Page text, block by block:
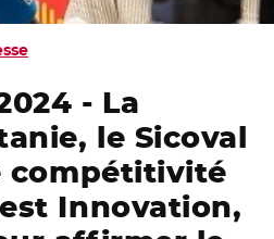
- La
le Sicoval
compétitivité
Innovation,